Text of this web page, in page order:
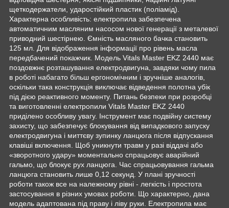
щеткодержатели, ударостійкий пластик (поліамід).
Характерна особливість: електропила забезпечена
автоматичним масляним насосом нової генерації з металевої
приводний шестірнею. Ємність масляного бачка становить
125 мл. Для відображення інформації про рівень масла
передбачений покажчик. Модель Vitals Master EKZ 2440 має
поздовжнє розташування електродвигуна, завдяки чому пила
в роботі набагато більш ергономічним і зручніше аналогів,
оскільки така конструкція виключає відведення полотна убік
під дією реактивного моменту. Питань безпеки при розробці
та виготовленні електропили Vitals Master EKZ 2440
приділено особливу увагу. Інструмент має подвійну систему
захисту, що забезпечує блокування від випадкового запуску
електродвигуна і миттєву зупинку ланцюга після відпускання
клавіші включення. Щоб уникнути травм у разі віддачі або
«зворотного удару» моментально спрацьовує аварійний
гальмо, що блокує рух ланцюга. Час спрацьовування гальма
ланцюга становить лише 0,12 секунд. У плані зручності
роботи також все на належному рівні - легкість і простота
застосування в різних умовах роботи. Що характерно, дана
модель адаптована під праву і ліву руки. Електропила має